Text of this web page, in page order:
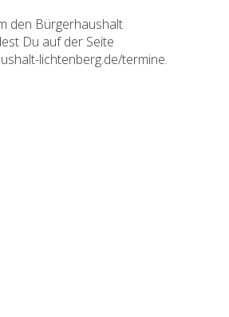
den Bürgerhaushalt
Du auf der Seite
lichtenberg.de/termine.